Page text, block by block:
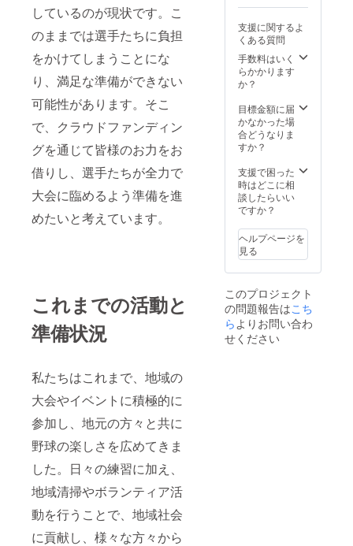
しているのが現状です。こ
のままでは選手たちに負担
をかけてしまうことにな
り、満足な準備ができない
可能性があります。そこ
で、クラウドファンディン
グを通じて皆様のお力をお
借りし、選手たちが全力で
大会に臨めるよう準備を進
めたいと考えています。
これまでの活動と
準備状況
私たちはこれまで、地域の
大会やイベントに積極的に
参加し、地元の方々と共に
野球の楽しさを広めてきま
した。日々の練習に加え、
地域清掃やボランティア活
動を行うことで、地域社会
に貢献し、様々な方々から
支援に関するよ
くある質問
手数料はいく
らかかります
か？
目標金額に届
かなかった場
合どうなりま
すか？
支援で困った
時はどこに相
談したらいい
ですか？
ヘルプページを
見る
このプロジェクト
の問題報告はこち
らよりお問い合わ
せください